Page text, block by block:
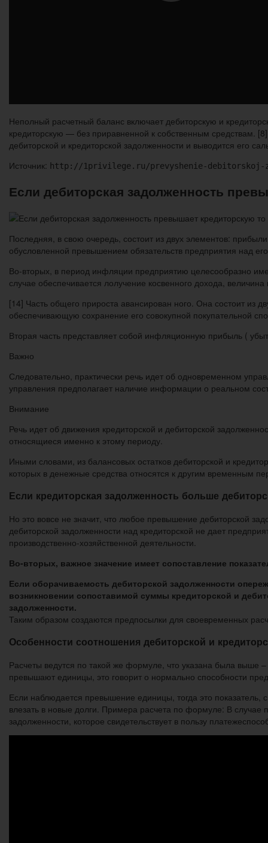
Неполный расчетный баланс включает дебиторскую и
кредиторскую — без приравненной к собственным средствам.
дебиторской и кредиторской задолженности и выводится его
Источник: http://1privilege.ru/prevyshenie-debitorskoj-
Если дебиторская задолженность
Последняя, в свою очередь, состоит из двух элементов:
обусловленной превышением обязательств предприятия над
Во-вторых, в период инфляции предприятию целесообразно
случае обеспечивается лолучение косвенного дохода,
[14] Часть общего прироста авансирован ного. Она состоит из
обеспечивающую сохранение его совокупной покупательной
Вторая часть представляет собой инфляционную прибыль (
Важно
Следовательно, практически речь идет об одновременном
управления предполагает наличие информации о реальном
Внимание
Речь идет об движения кредиторской и дебиторской
относящиеся именно к этому периоду.
Иными словами, из балансовых остатков дебиторской и
которых в денежные средства относятся к другим временным
Если кредиторская задолженность больше
Но это вовсе не значит, что любое превышение дебиторской
дебиторской задолженности над кредиторской не дает
производственно-хозяйственной деятельности.
Во-вторых, важное значение имеет сопоставление
Если оборачиваемость дебиторской задолженности
возникновении сопоставимой суммы кредиторской и
задолженности.
Таким образом создаются предпосылки для своевременных
Особенности соотношения дебиторской и
Расчеты ведутся по такой же формуле, что указана была выше
превышают единицы, это говорит о нормально способности
Если наблюдается превышение единицы, тогда это
влезать в новые долги. Примера расчета по формуле: В случае
задолженности, которое свидетельствует в пользу